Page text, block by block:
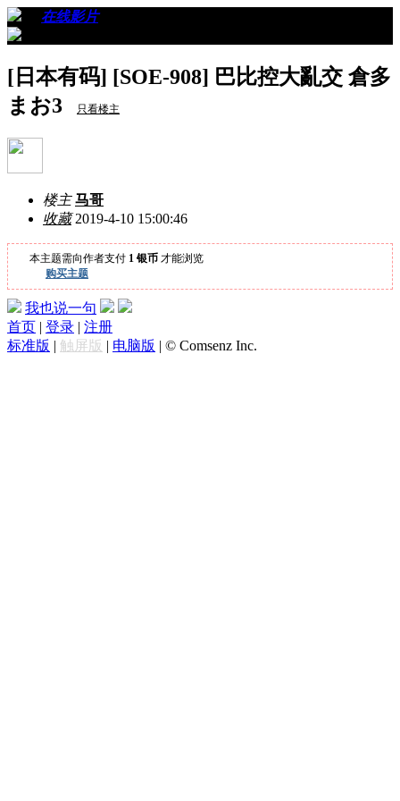
在线影片
[日本有码] [SOE-908] 巴比控大亂交 倉多
まお3
只看楼主
楼主 马哥
收藏2019-4-10 15:00:46
本主题需向作者支付 1 银币 才能浏览
购买主题
我也说一句
首页 | 登录 | 注册
标准版 | 触屏版 | 电脑版 | © Comsenz Inc.